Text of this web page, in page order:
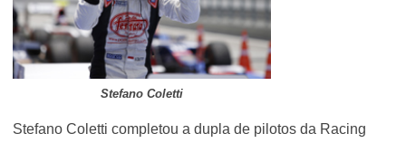
Stefano Coletti
Stefano Coletti completou a dupla de pilotos da Racing